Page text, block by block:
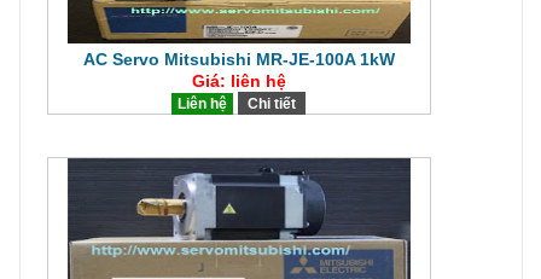
AC Servo Mitsubishi MR-JE-100A 1kW
Giá: liên hệ
Liên hệ Chi tiết